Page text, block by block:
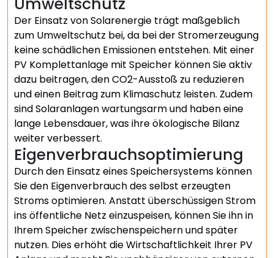
Der Einsatz von Solarenergie trägt maßgeblich
zum Umweltschutz bei, da bei der Stromerzeugung
keine schädlichen Emissionen entstehen. Mit einer
PV Komplettanlage mit Speicher können Sie aktiv
dazu beitragen, den CO2-Ausstoß zu reduzieren
und einen Beitrag zum Klimaschutz leisten. Zudem
sind Solaranlagen wartungsarm und haben eine
lange Lebensdauer, was ihre ökologische Bilanz
weiter verbessert.
Eigenverbrauchsoptimierung
Durch den Einsatz eines Speichersystems können
Sie den Eigenverbrauch des selbst erzeugten
Stroms optimieren. Anstatt überschüssigen Strom
ins öffentliche Netz einzuspeisen, können Sie ihn in
Ihrem Speicher zwischenspeichern und später
nutzen. Dies erhöht die Wirtschaftlichkeit Ihrer PV